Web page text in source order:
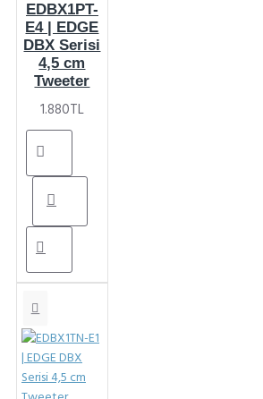
EDBX1PT-
E4 | EDGE
DBX Serisi
4,5 cm
Tweeter
1.880TL